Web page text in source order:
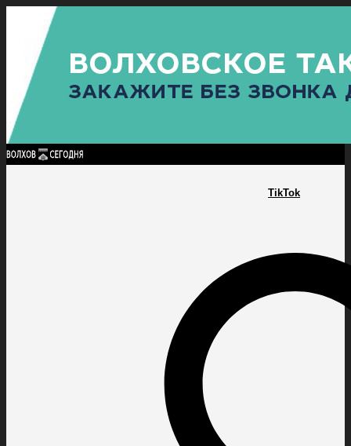
TikTok
Найти:
ГЛАВНАЯ ПОЛИТИКАПРОИСШЕСТВИЯ ПРОКУРАТУРАСПОРТ
ПОЛИТИКА
КУЛЬТУРА
ПОСЕЛЕНИЯ